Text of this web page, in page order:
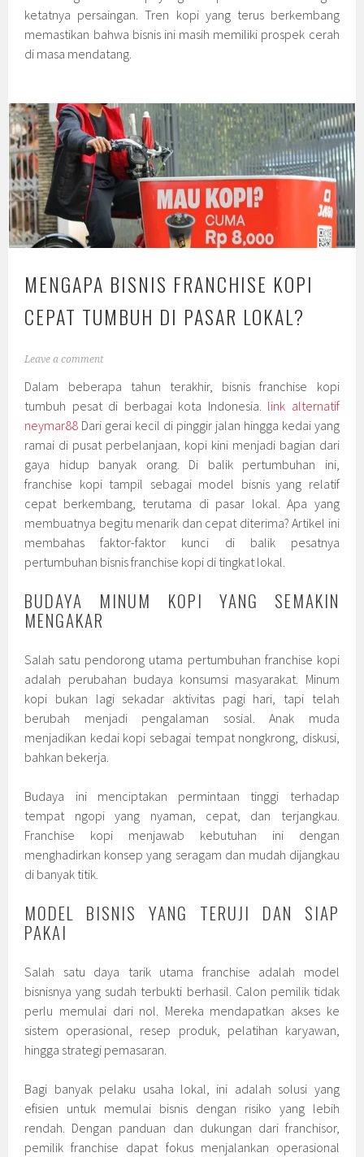
ketatnya persaingan. Tren kopi yang terus berkembang
memastikan bahwa bisnis ini masih memiliki prospek cerah
di masa mendatang.
MENGAPA BISNIS FRANCHISE KOPI
CEPAT TUMBUH DI PASAR LOKAL?
Leave a comment
Dalam beberapa tahun terakhir, bisnis franchise kopi
tumbuh pesat di berbagai kota Indonesia. link alternatif
neymar88 Dari gerai kecil di pinggir jalan hingga kedai yang
ramai di pusat perbelanjaan, kopi kini menjadi bagian dari
gaya hidup banyak orang. Di balik pertumbuhan ini,
franchise kopi tampil sebagai model bisnis yang relatif
cepat berkembang, terutama di pasar lokal. Apa yang
membuatnya begitu menarik dan cepat diterima? Artikel ini
membahas faktor-faktor kunci di balik pesatnya
pertumbuhan bisnis franchise kopi di tingkat lokal.
BUDAYA MINUM KOPI YANG SEMAKIN
MENGAKAR
Salah satu pendorong utama pertumbuhan franchise kopi
adalah perubahan budaya konsumsi masyarakat. Minum
kopi bukan lagi sekadar aktivitas pagi hari, tapi telah
berubah menjadi pengalaman sosial. Anak muda
menjadikan kedai kopi sebagai tempat nongkrong, diskusi,
bahkan bekerja.
Budaya ini menciptakan permintaan tinggi terhadap
tempat ngopi yang nyaman, cepat, dan terjangkau.
Franchise kopi menjawab kebutuhan ini dengan
menghadirkan konsep yang seragam dan mudah dijangkau
di banyak titik.
MODEL BISNIS YANG TERUJI DAN SIAP
PAKAI
Salah satu daya tarik utama franchise adalah model
bisnisnya yang sudah terbukti berhasil. Calon pemilik tidak
perlu memulai dari nol. Mereka mendapatkan akses ke
sistem operasional, resep produk, pelatihan karyawan,
hingga strategi pemasaran.
Bagi banyak pelaku usaha lokal, ini adalah solusi yang
efisien untuk memulai bisnis dengan risiko yang lebih
rendah. Dengan panduan dan dukungan dari franchisor,
pemilik franchise dapat fokus menjalankan operasional